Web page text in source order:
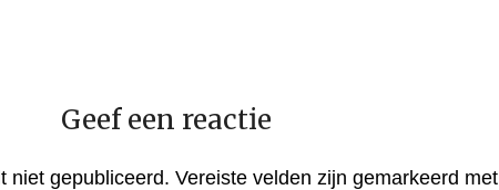
Geef een reactie
niet gepubliceerd. Vereiste velden zijn gemarkeerd met